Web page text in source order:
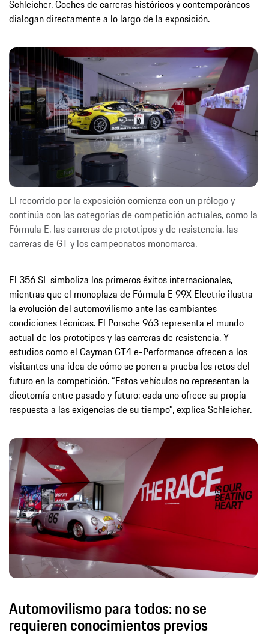
Schleicher. Coches de carreras históricos y contemporáneos
dialogan directamente a lo largo de la exposición.
El recorrido por la exposición comienza con un prólogo y
continúa con las categorías de competición actuales, como la
Fórmula E, las carreras de prototipos y de resistencia, las
carreras de GT y los campeonatos monomarca.
El 356 SL simboliza los primeros éxitos internacionales,
mientras que el monoplaza de Fórmula E 99X Electric ilustra
la evolución del automovilismo ante las cambiantes
condiciones técnicas. El Porsche 963 representa el mundo
actual de los prototipos y las carreras de resistencia. Y
estudios como el Cayman GT4 e-Performance ofrecen a los
visitantes una idea de cómo se ponen a prueba los retos del
futuro en la competición. “Estos vehículos no representan la
dicotomía entre pasado y futuro; cada uno ofrece su propia
respuesta a las exigencias de su tiempo”, explica Schleicher.
Automovilismo para todos: no se
requieren conocimientos previos